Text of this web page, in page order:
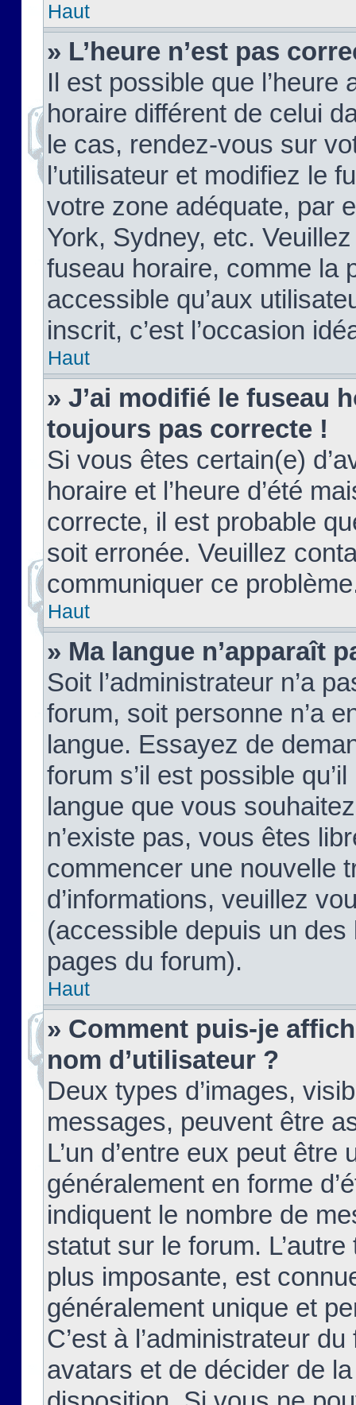
Haut
» L’heure n’est pas
Il est possible que
horaire différent de celui
le cas, rendez-vous sur
l’utilisateur et modifiez le
votre zone adéquate, par
York, Sydney, etc.
fuseau horaire, comme la
accessible qu’aux
inscrit, c’est l’occasion
Haut
» J’ai modifié le fuseau
toujours pas correcte !
Si vous êtes certain(e)
horaire et l’heure d’été
correcte, il est probable
soit erronée. Veuillez
communiquer ce
Haut
» Ma langue n’apparaît
Soit l’administrateur n’a
forum, soit personne n’a
langue. Essayez de
forum s’il est possible
langue que vous
n’existe pas, vous êtes
commencer une nouvelle
d’informations, veuillez
(accessible depuis un
pages du forum).
Haut
» Comment puis-je
nom d’utilisateur ?
Deux types d’images,
messages, peuvent être
L’un d’entre eux peut
généralement en forme
indiquent le nombre de
statut sur le forum.
plus imposante, est
généralement unique et
C’est à l’administrateur
avatars et de décider de